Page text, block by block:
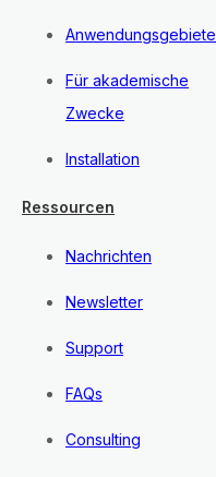
Anwendungsgebiete
Für akademische
Zwecke
Installation
Ressourcen
Nachrichten
Newsletter
Support
FAQs
Consulting